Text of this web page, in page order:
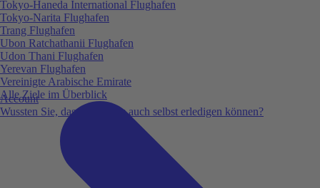
Account
Wussten Sie, dass Sie vieles auch selbst erledigen können?
Tokyo-Haneda International Flughafen
Tokyo-Narita Flughafen
Trang Flughafen
Ubon Ratchathanii Flughafen
Udon Thani Flughafen
Yerevan Flughafen
Vereinigte Arabische Emirate
Alle Ziele im Überblick